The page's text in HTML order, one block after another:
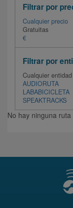
Filtrar por
Cualquier precio
Gratuitas
€
Filtrar por
Cualquier entidad
AUDIORUTA
LABABICICLETA
SPEAKTRACKS
No hay ninguna